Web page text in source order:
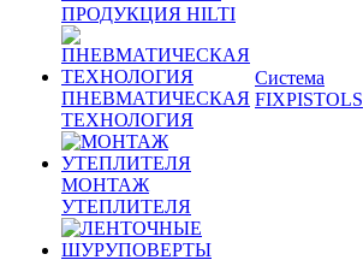
ПРОДУКЦИЯ HILTI
ПНЕВМАТИЧЕСКАЯ
ТЕХНОЛОГИЯ
МОНТАЖ
УТЕПЛИТЕЛЯ
Система
FIXPISTOLS